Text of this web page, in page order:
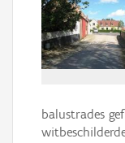
balustrades